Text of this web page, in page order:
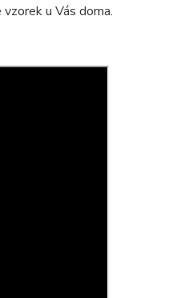
u Vás doma.